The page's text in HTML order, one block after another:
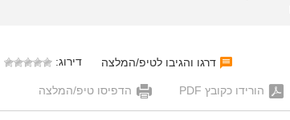
דרגו והגיבו לטיפ/המלצה דירוג:
הורידו כקובץ PDF הדפיסו טיפ/המלצה